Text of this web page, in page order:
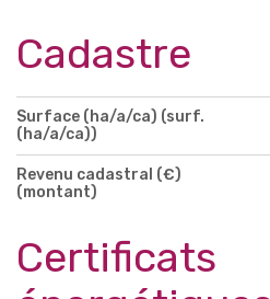
Cadastre
Surface (ha/a/ca) (surf.
(ha/a/ca))
Revenu cadastral (€)
(montant)
Certificats